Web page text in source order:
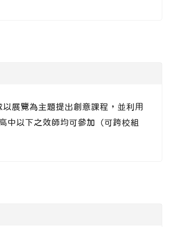
展覽為主題提出創意課程，並利用
中以下之效師均可參加（可跨校組